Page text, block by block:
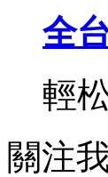
全
輕
關注